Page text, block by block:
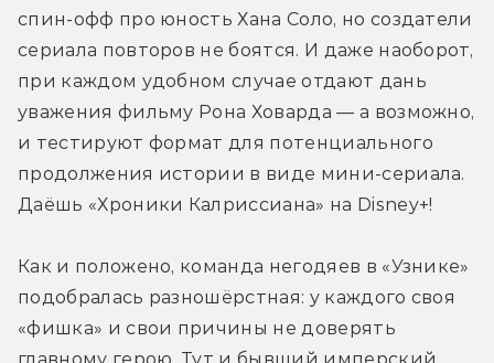
спин-офф про юность Хана Соло, но создатели
сериала повторов не боятся. И даже наоборот,
при каждом удобном случае отдают дань
уважения фильму Рона Ховарда — а возможно,
и тестируют формат для потенциального
продолжения истории в виде мини-сериала.
Даёшь «Хроники Калриссиана» на Disney+!
Как и положено, команда негодяев в «Узнике»
подобралась разношёрстная: у каждого своя
«фишка» и свои причины не доверять
главному герою. Тут и бывший имперский